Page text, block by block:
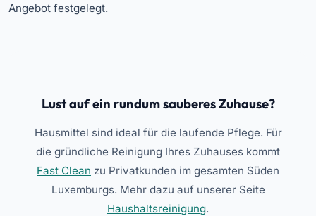
Angebot festgelegt.
Lust auf ein rundum sauberes Zuhause?
Hausmittel sind ideal für die laufende Pflege. Für
die gründliche Reinigung Ihres Zuhauses kommt
Fast Clean zu Privatkunden im gesamten Süden
Luxemburgs. Mehr dazu auf unserer Seite
Haushaltsreinigung.